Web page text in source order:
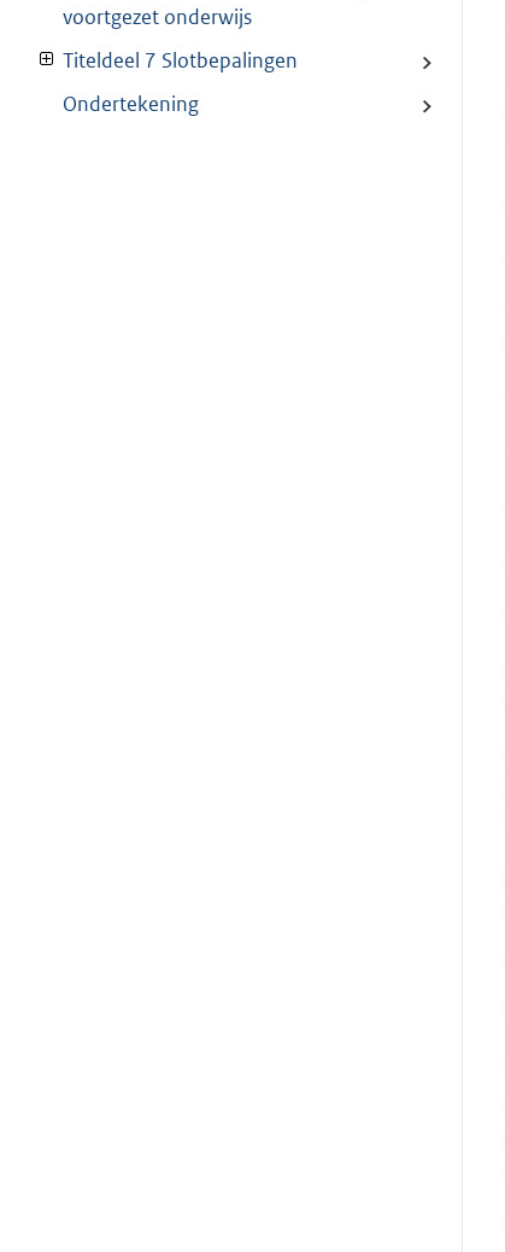
voortgezet onderwijs
Titeldeel 7 Slotbepalingen
Ondertekening